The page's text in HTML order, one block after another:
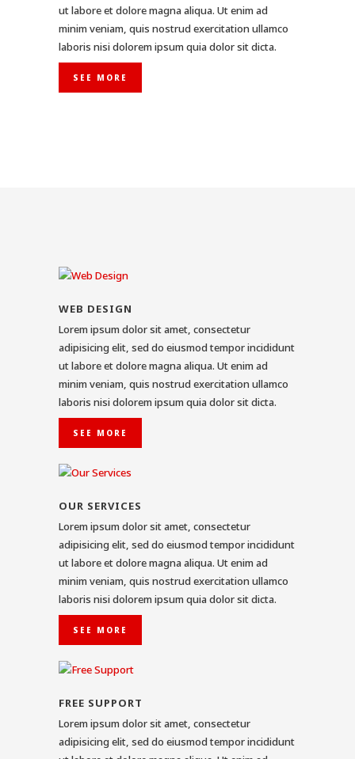
ut labore et dolore magna aliqua. Ut enim ad
minim veniam, quis nostrud exercitation ullamco
laboris nisi dolorem ipsum quia dolor sit dicta.
SEE MORE
WEB DESIGN
Lorem ipsum dolor sit amet, consectetur
adipisicing elit, sed do eiusmod tempor incididunt
ut labore et dolore magna aliqua. Ut enim ad
minim veniam, quis nostrud exercitation ullamco
laboris nisi dolorem ipsum quia dolor sit dicta.
SEE MORE
OUR SERVICES
Lorem ipsum dolor sit amet, consectetur
adipisicing elit, sed do eiusmod tempor incididunt
ut labore et dolore magna aliqua. Ut enim ad
minim veniam, quis nostrud exercitation ullamco
laboris nisi dolorem ipsum quia dolor sit dicta.
SEE MORE
FREE SUPPORT
Lorem ipsum dolor sit amet, consectetur
adipisicing elit, sed do eiusmod tempor incididunt